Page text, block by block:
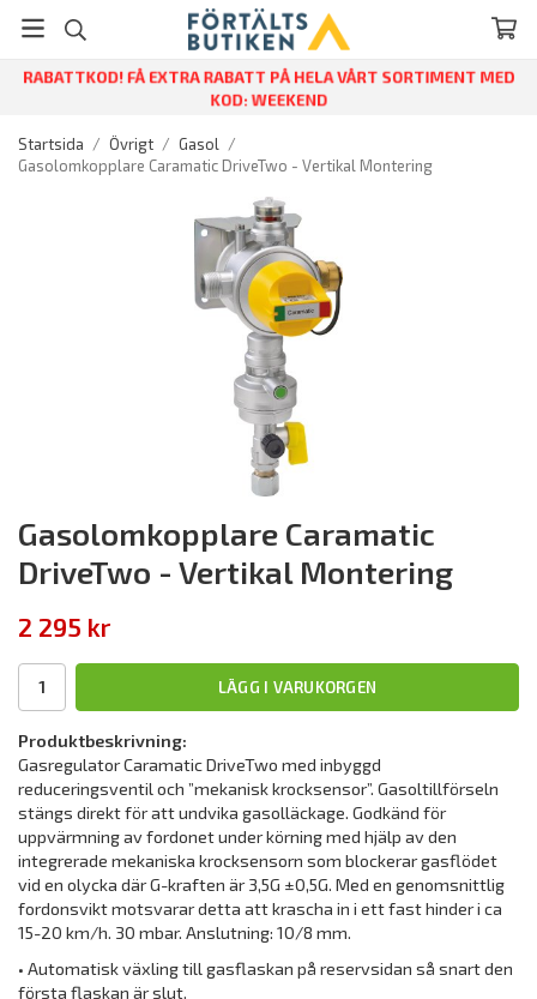
RABATTKOD! FÅ EXTRA RABATT PÅ HELA VÅRT SORTIMENT MED
KOD: WEEKEND
Startsida / Övrigt / Gasol /
Gasolomkopplare Caramatic DriveTwo - Vertikal Montering
Gasolomkopplare Caramatic
DriveTwo - Vertikal Montering
2 295 kr
LÄGG I VARUKORGEN
Produktbeskrivning:
Gasregulator Caramatic DriveTwo med inbyggd
reduceringsventil och ”mekanisk krocksensor”. Gasoltillförseln
stängs direkt för att undvika gasolläckage. Godkänd för
uppvärmning av fordonet under körning med hjälp av den
integrerade mekaniska krocksensorn som blockerar gasflödet
vid en olycka där G-kraften är 3,5G ±0,5G. Med en genomsnittlig
fordonsvikt motsvarar detta att krascha in i ett fast hinder i ca
15-20 km/h. 30 mbar. Anslutning: 10/8 mm.
• Automatisk växling till gasflaskan på reservsidan så snart den
första flaskan är slut.